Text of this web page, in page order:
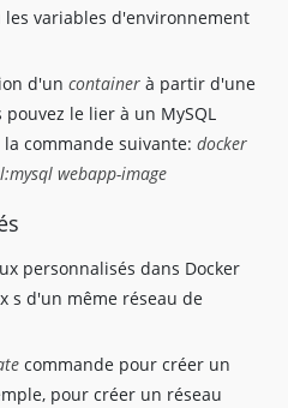
variables d'environnement
d'un container à partir d'une
pouvez le lier à un MySQL
la commande suivante: docker
webapp-image
personnalisés dans Docker
s d'un même réseau de
commande pour créer un
pour créer un réseau